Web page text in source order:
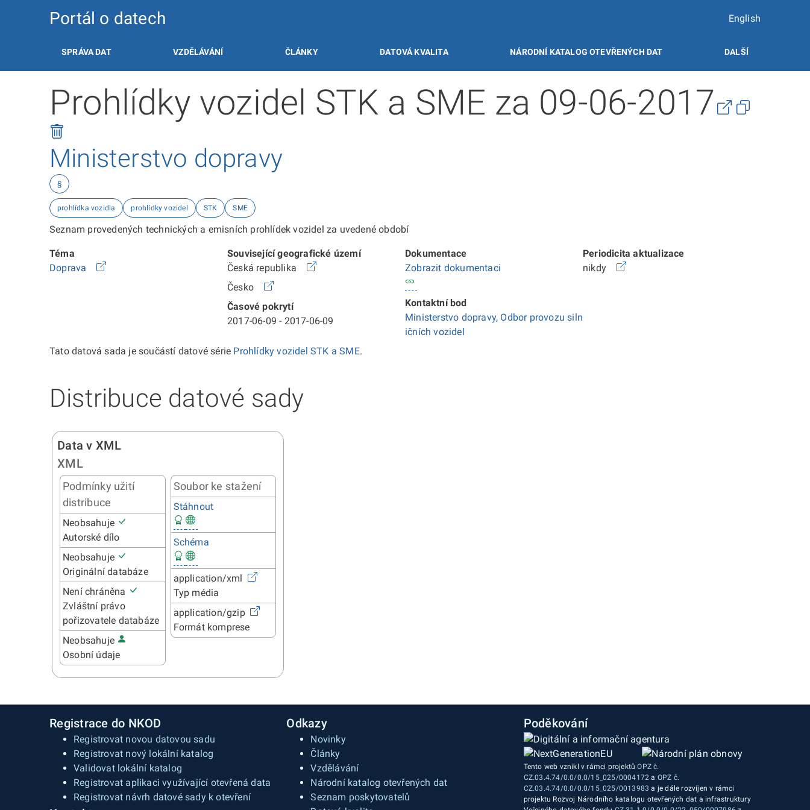
Portál o datech English
SPRÁVA DAT VZDĚLÁVÁNÍ ČLÁNKY DATOVÁ KVALITA NÁRODNÍ KATALOG OTEVŘENÝCH DAT DALŠÍ
Prohlídky vozidel STK a SME za 09-06-2017
Ministerstvo dopravy
§
prohlídka vozidla prohlídky vozidel STK SME
Seznam provedených technických a emisních prohlídek vozidel za uvedené období
Téma
Doprava
Související geografické území
Česká republika
Česko
Časové pokrytí
2017-06-09 - 2017-06-09
Dokumentace
Zobrazit dokumentaci
Kontaktní bod
Ministerstvo dopravy, Odbor provozu siln
ičních vozidel
Periodicita aktualizace
nikdy
Tato datová sada je součástí datové série Prohlídky vozidel STK a SME.
Distribuce datové sady
Data v XML
XML
Podmínky užití
distribuce
Neobsahuje
Autorské dílo
Neobsahuje
Originální databáze
Není chráněna
Zvláštní právo
pořizovatele databáze
Neobsahuje
Osobní údaje
Soubor ke stažení
Stáhnout
Schéma
application/xml
Typ média
application/gzip
Formát komprese
Registrace do NKOD
Registrovat novou datovou sadu
Registrovat nový lokální katalog
Validovat lokální katalog
Registrovat aplikaci využívající otevřená data
Registrovat návrh datové sady k otevření
Odkazy
Novinky
Články
Vzdělávání
Národní katalog otevřených dat
Seznam poskytovatelů
Poděkování
Tento web vznikl v rámci projektůOPZ č.
CZ.03.4.74/0.0/0.0/15_025/0004172 a OPZ č.
CZ.03.4.74/0.0/0.0/15_025/0013983 a je dále rozvíjen v rámci
projektu Rozvoj Národního katalogu otevřených dat a infrastruktury